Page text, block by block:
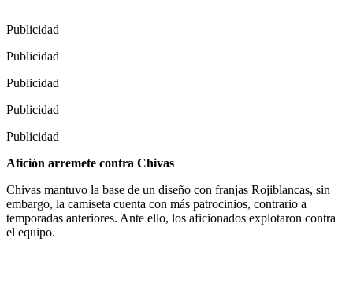
Publicidad
Publicidad
Publicidad
Publicidad
Publicidad
Afición arremete contra Chivas
Chivas mantuvo la base de un diseño con franjas Rojiblancas, sin
embargo, la camiseta cuenta con más patrocinios, contrario a
temporadas anteriores. Ante ello, los aficionados explotaron contra
el equipo.